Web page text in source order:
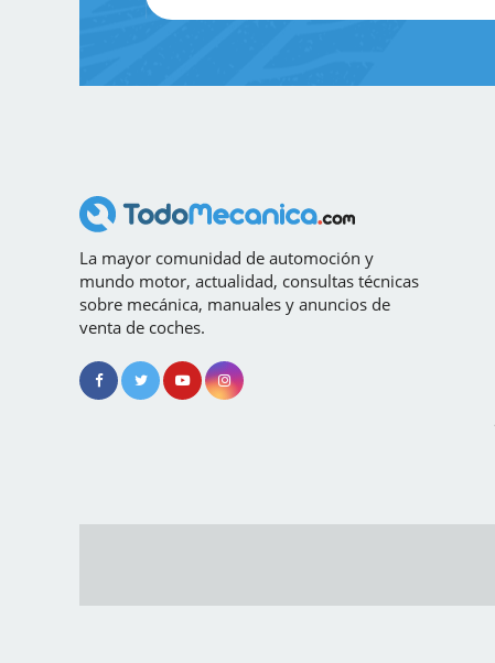
La mayor comunidad de automoción y
mundo motor, actualidad, consultas técnicas
sobre mecánica, manuales y anuncios de
venta de coches.